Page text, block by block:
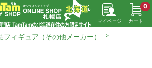
マイページ カート
0
フィギュア（その他メーカー）